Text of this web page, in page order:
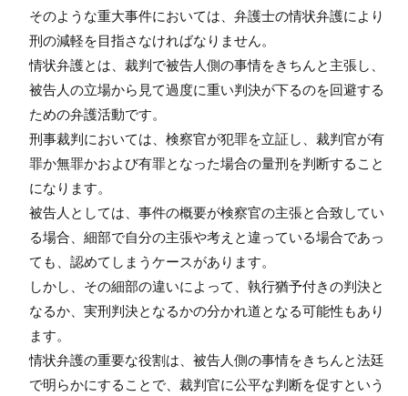
そのような重大事件においては、弁護士の情状弁護により
刑の減軽を目指さなければなりません。
情状弁護とは、裁判で被告人側の事情をきちんと主張し、
被告人の立場から見て過度に重い判決が下るのを回避する
ための弁護活動です。
刑事裁判においては、検察官が犯罪を立証し、裁判官が有
罪か無罪かおよび有罪となった場合の量刑を判断すること
になります。
被告人としては、事件の概要が検察官の主張と合致してい
る場合、細部で自分の主張や考えと違っている場合であっ
ても、認めてしまうケースがあります。
しかし、その細部の違いによって、執行猶予付きの判決と
なるか、実刑判決となるかの分かれ道となる可能性もあり
ます。
情状弁護の重要な役割は、被告人側の事情をきちんと法廷
で明らかにすることで、裁判官に公平な判断を促すという